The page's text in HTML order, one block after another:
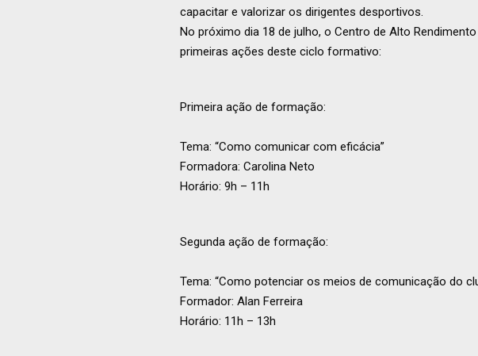
capacitar e valorizar os dirigentes desportivos.
No próximo dia 18 de julho, o Centro de Alto
primeiras ações deste ciclo formativo:
Primeira ação de formação:
Tema: “Como comunicar com eficácia”
Formadora: Carolina Neto
Horário: 9h – 11h
Segunda ação de formação:
Tema: “Como potenciar os meios de comunicação do
Formador: Alan Ferreira
Horário: 11h – 13h